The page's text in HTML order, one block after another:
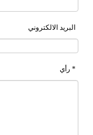
البريد الالكتروني
* رأي